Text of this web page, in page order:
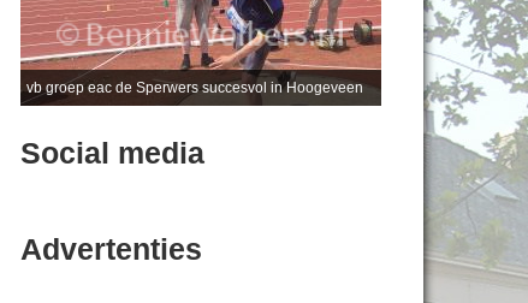
vb groep eac de Sperwers succesvol in Hoogeveen
Social media
Advertenties